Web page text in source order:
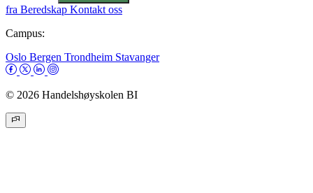
fra Beredskap Kontakt oss
Campus:
Oslo Bergen Trondheim Stavanger
© 2026 Handelshøyskolen BI